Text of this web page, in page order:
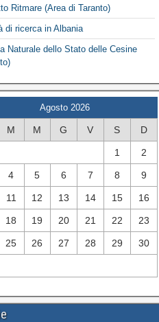
Ritmare (Area di Taranto)
di ricerca in Albania
Naturale dello Stato delle Cesine
Agosto 2026
M M G V S D
1 2
4 5 6 7 8 9
11 12 13 14 15 16
18 19 20 21 22 23
25 26 27 28 29 30